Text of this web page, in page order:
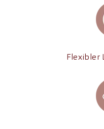
Flexibler